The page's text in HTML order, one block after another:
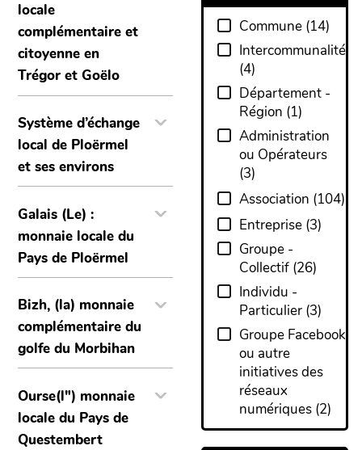
Commune (14)
Intercommunalité
(4)
Département -
Région (1)
Administration
ou Opérateurs
(3)
Association (104)
Entreprise (3)
Groupe -
Collectif (26)
Individu -
Particulier (3)
Groupe Facebook
ou autre
initiatives des
réseaux
numériques (2)
locale
complémentaire et
citoyenne en
Trégor et Goëlo
Système d’échange
local de Ploërmel
et ses environs
Galais (Le) :
monnaie locale du
Pays de Ploërmel
Bizh, (la) monnaie
complémentaire du
golfe du Morbihan
Ourse(l") monnaie
locale du Pays de
Questembert